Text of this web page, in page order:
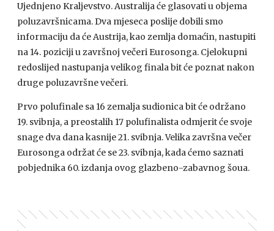
Ujednjeno Kraljevstvo. Australija će glasovati u objema
poluzavršnicama. Dva mjeseca poslije dobili smo
informaciju da će Austrija, kao zemlja domaćin, nastupiti
na 14. poziciji u završnoj večeri Eurosonga. Cjelokupni
redoslijed nastupanja velikog finala bit će poznat nakon
druge poluzavršne večeri.
Prvo polufinale sa 16 zemalja sudionica bit će održano
19. svibnja, a preostalih 17 polufinalista odmjerit će svoje
snage dva dana kasnije 21. svibnja. Velika završna večer
Eurosonga održat će se 23. svibnja, kada ćemo saznati
pobjednika 60. izdanja ovog glazbeno-zabavnog šoua.